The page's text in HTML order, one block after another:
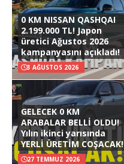
0 KM NISSAN QASHQAI
2.199.000 TL! Japon
üretici Ağustos 2026
kampanyasını açıkladı!
3 AĞUSTOS 2026
GELECEK 0 KM
ARABALAR BELLİ OLDU!
Yılın ikinci yarısında
YERLİ ÜRETİM COŞACAK!
27 TEMMUZ 2026